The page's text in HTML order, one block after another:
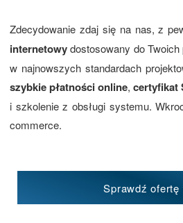
Zdecydowanie zdaj się na nas, z
internetowydostosowany do
w najnowszych standardach
szybkie płatności online, certyfikat
i szkolenie z obsługi systemu.
commerce.
Sprawdź ofertę